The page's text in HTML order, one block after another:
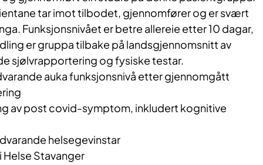
tar imot tilbodet, gjennomfører og er svært
Funksjonsnivået er betre allereie etter 10 dagar,
er gruppa tilbake på landsgjennomsnitt av
sjølvrapportering og fysiske testar.
auka funksjonsnivå etter gjennomgått
av post covid-symptom, inkludert kognitive
helsegevinstar
Stavanger